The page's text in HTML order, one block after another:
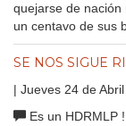
quejarse de nación
un centavo de sus
SE NOS SIGUE
| Jueves 24 de
Es un HDRMLP